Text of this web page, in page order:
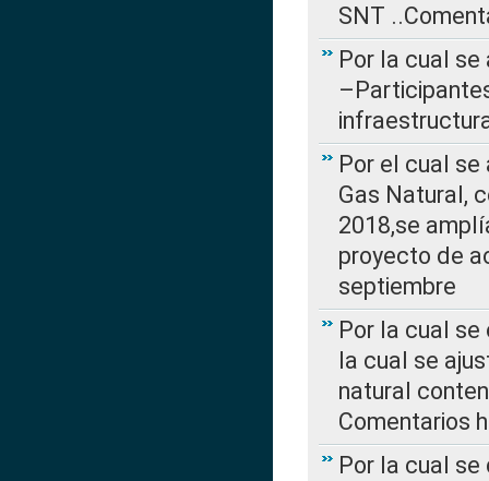
SNT
Por la cual se
Por el cual
Gas Natural,
2018,se
proyecto de
septiembre
Por la cual se
la cual se
natural
Comentarios
Por la cual